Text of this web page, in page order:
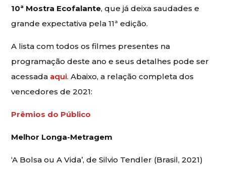
10ª Mostra Ecofalante, que já deixa saudades e
grande expectativa pela 11ª edição.
A lista com todos os filmes presentes na
programação deste ano e seus detalhes pode ser
acessada aqui. Abaixo, a relação completa dos
vencedores de 2021:
Prêmios do Público
Melhor Longa-Metragem
‘A Bolsa ou A Vida’, de Silvio Tendler (Brasil, 2021)